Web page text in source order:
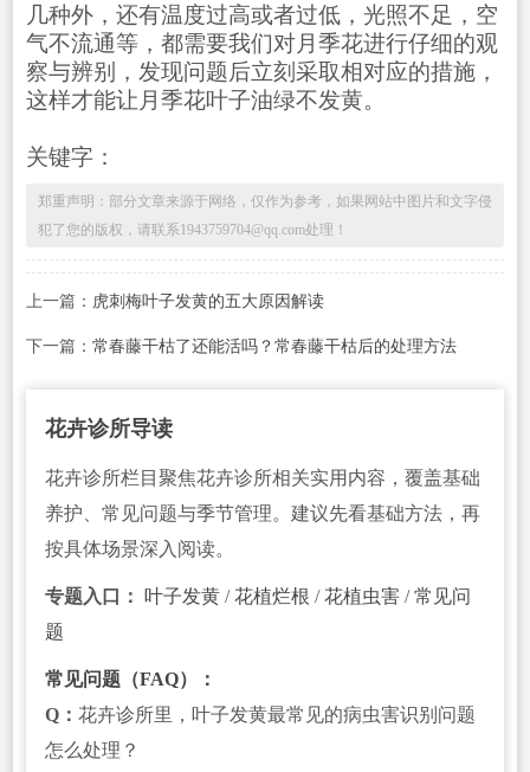
几种外，还有温度过高或者过低，光照不足，空
气不流通等，都需要我们对月季花进行仔细的观
察与辨别，发现问题后立刻采取相对应的措施，
这样才能让月季花叶子油绿不发黄。
关键字：
郑重声明：部分文章来源于网络，仅作为参考，如果网站中图片和文字侵
犯了您的版权，请联系1943759704@qq.com处理！
上一篇： 虎刺梅叶子发黄的五大原因解读
下一篇： 常春藤干枯了还能活吗？常春藤干枯后的处理方法
花卉诊所导读
花卉诊所栏目聚焦花卉诊所相关实用内容，覆盖基础
养护、常见问题与季节管理。建议先看基础方法，再
按具体场景深入阅读。
专题入口： 叶子发黄/花植烂根 /花植虫害/常见问
题
常见问题（FAQ）：
Q： 花卉诊所里，叶子发黄最常见的病虫害识别问题
怎么处理？